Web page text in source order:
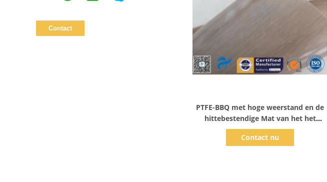
PTFE-BBQ met hoge weerstand en de
hittebestendige Mat van het het
Siliconebaksel van de Grill niet Stok
Contact nu